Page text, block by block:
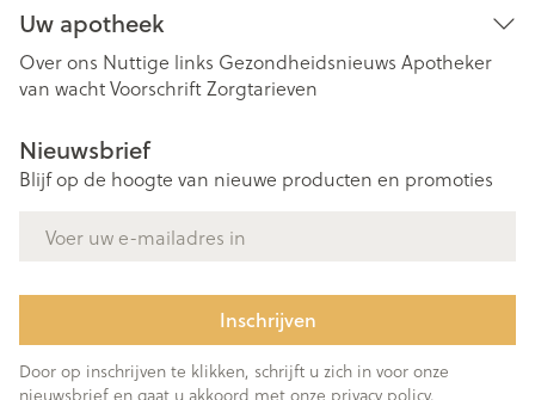
Uw apotheek
Over ons Nuttige links Gezondheidsnieuws Apotheker
van wachtVoorschriftZorgtarieven
Nieuwsbrief
Blijf op de hoogte van nieuwe producten en promoties
Inschrijven
Door op inschrijven te klikken, schrijft u zich in voor onze
nieuwsbrief en gaat u akkoord met onze privacy policy.